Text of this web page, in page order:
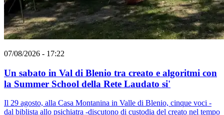
07/08/2026 - 17:22
Un sabato in Val di Blenio tra creato e algoritmi con
la Summer School della Rete Laudato si'
Il 29 agosto, alla Casa Montanina in Valle di Blenio, cinque voci -
dal biblista allo psichiatra -discutono di custodia del creato nel tempo